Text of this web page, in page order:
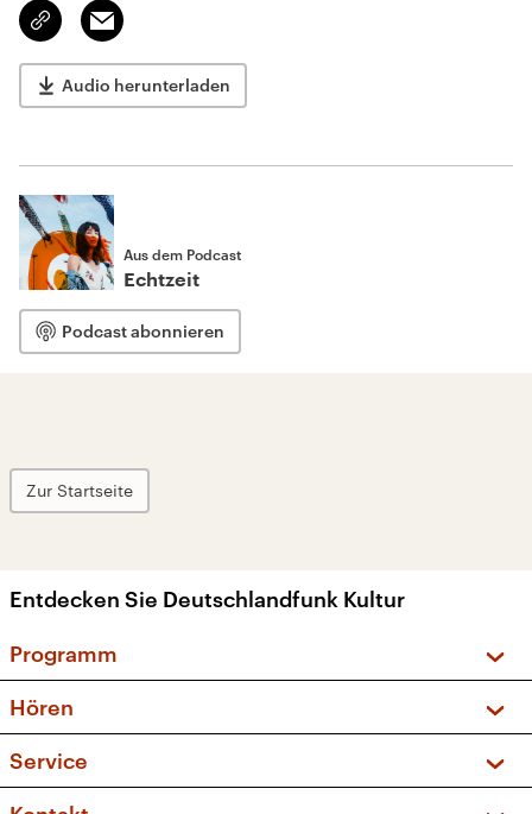
Link
kopieren/teilen
Email
Audio herunterladen
Aus dem Podcast
Echtzeit
Podcast abonnieren
Zur Startseite
Entdecken Sie Deutschlandfunk Kultur
Programm
Sendungen und Podcasts
Musikliste
Hören
Frequenzen (UKW + DAB+)
Service
FAQ